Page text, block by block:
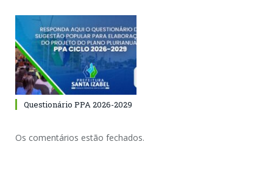
Questionário PPA 2026-2029
Os comentários estão fechados.